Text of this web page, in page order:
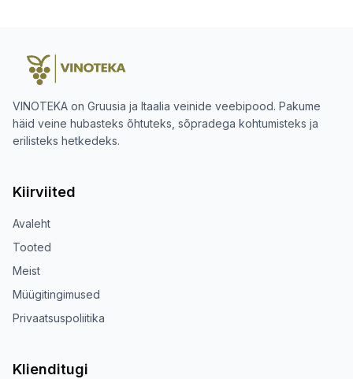
VINOTEKA on Gruusia ja Itaalia veinide veebipood. Pakume
häid veine hubasteks õhtuteks, sõpradega kohtumisteks ja
erilisteks hetkedeks.
Kiirviited
Avaleht
Tooted
Meist
Müügitingimused
Privaatsuspoliitika
Klienditugi